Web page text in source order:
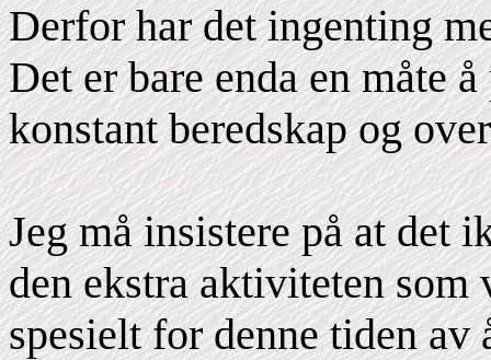
Derfor har det ingenting
Det er bare enda en måte
konstant beredskap og
Jeg må insistere på at det
den ekstra aktiviteten
spesielt for denne tiden